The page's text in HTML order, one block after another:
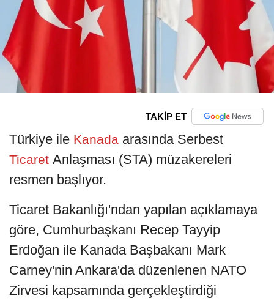
TAKİP ET
Türkiye ile Kanada arasında Serbest
Ticaret Anlaşması (STA) müzakereleri
resmen başlıyor.
Ticaret Bakanlığı'ndan yapılan açıklamaya
göre, Cumhurbaşkanı Recep Tayyip
Erdoğan ile Kanada Başbakanı Mark
Carney'nin Ankara'da düzenlenen NATO
Zirvesi kapsamında gerçekleştirdiği